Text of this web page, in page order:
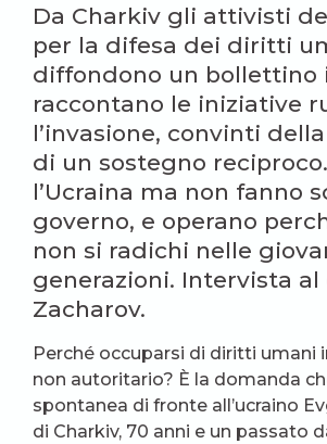
Da Charkiv gli attivisti
per la difesa dei diritti
diffondono un bollettino
raccontano le iniziative
l’invasione, convinti
di un sostegno
l’Ucraina ma non fanno
governo, e operano
non si radichi nelle
generazioni. Intervista
Zacharov.
Perché occuparsi di diritti umani
non autoritario? È la domanda
spontanea di fronte all’ucraino
di Charkiv, 70 anni e un passato